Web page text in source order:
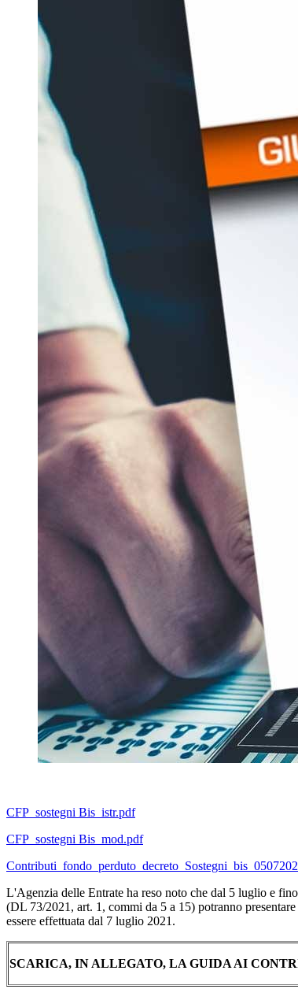
CFP_sostegni Bis_istr.pdf
CFP_sostegni Bis_mod.pdf
L'Agenzia delle Entrate ha reso noto che dal 5 luglio e
(DL 73/2021, art. 1, commi da 5 a 15) potranno presentare
essere effettuata dal 7 luglio 2021.
SCARICA, IN ALLEGATO, LA GUIDA AI